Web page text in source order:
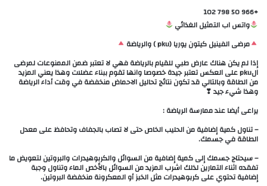
+966 50 798 102
واتس اب التمثيل الغذائي
مرضى الفينيل كيتون يوريا (pku ) والرياضة
إذا لم يكن هناك عارض طبي للقيام بالرياضة فهي لا تعتبر ضمن الممنوعات لمرضى
الpku على العكس تعتبر جيدة خصوصا وانها تقوم ببناء عضلات وهذا يعني المزيد
من الطاقة وبالتالي قد تكون نتائج تحاليل الاحماض منخفضة في وقت أداء الرياضة
وهذا شيء جيد ❣
يراعى أيضا عند ممارسة الرياضة :
– تناول كمية إضافية من الحليب الخاص حتى لا تصاب بالجفاف وتحافظ على معدل
الطاقة في جسمك.
– سيحتاج جسمك إلى كمية إضافية من السوائل والكربوهيدرات والبروتين لتعويض ما
تفقده اثناء التمارين لذلك اشرب المزيد من السوائل بالأخص الماء وتناول وجبة
إضافية تحتوي على كربوهيدرات مثل الخبز أو المعكرونة منخفضة البروتين.